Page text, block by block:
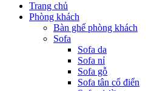
Trang chủ
Phòng khách
Bàn ghế phòng khách
Sofa
Sofa da
Sofa nỉ
Sofa gỗ
Sofa tân cổ điển